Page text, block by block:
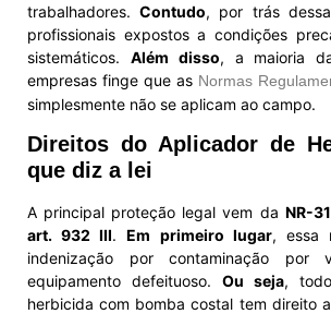
trabalhadores.Contudo, por trás
profissionais expostos a condições
sistemáticos. Além disso, a maioria
empresas finge que as Normas
simplesmente não se aplicam ao campo.
Direitos do Aplicador de
que diz a lei
A principal proteção legal vem da NR-
art. 932 III.Em primeiro lugar, essa
indenização por contaminação por
equipamento defeituoso. Ou seja,
herbicida com bomba costal tem direito